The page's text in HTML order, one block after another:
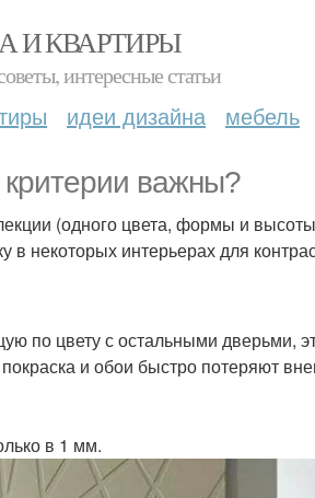
И КВАРТИРЫ
интересные статьи
идеи дизайна мебель
важны?
(одного цвета, формы и
в некоторых интерьерах для
по цвету с остальными дверьми,
и обои быстро потеряют
в 1 мм.